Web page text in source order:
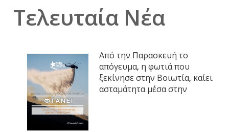
Τελευταία Νέα
Από την Παρασκευή το
απόγευμα, η φωτιά που
ξεκίνησε στην Βοιωτία, καίει
ασταμάτητα μέσα στην